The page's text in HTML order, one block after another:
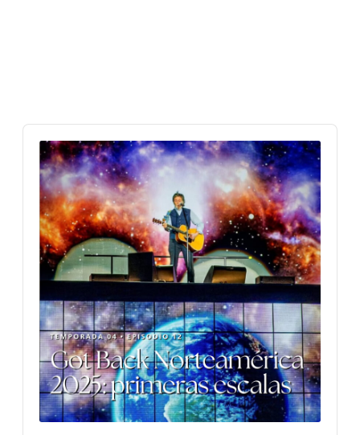
Audio
Player